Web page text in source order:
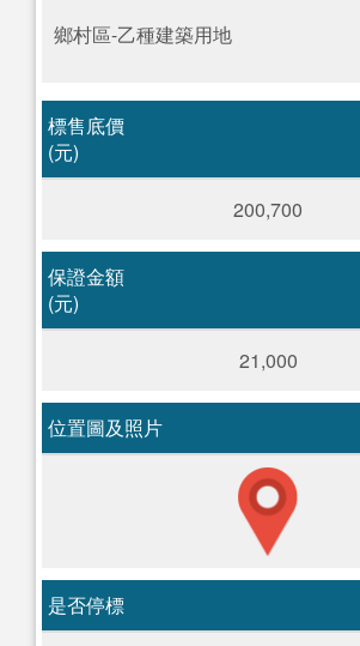
鄉村區-乙種建築用地
標售底價
(元)
200,700
保證金額
(元)
21,000
位置圖及照片
是否停標